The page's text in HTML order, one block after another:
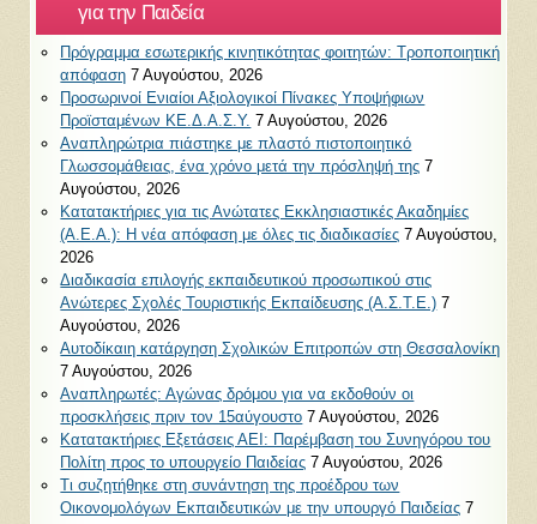
για την Παιδεία
Πρόγραμμα εσωτερικής κινητικότητας φοιτητών: Τροποποιητική
απόφαση 7 Αυγούστου, 2026
Προσωρινοί Ενιαίοι Αξιολογικοί Πίνακες Υποψήφιων
Προϊσταμένων ΚΕ.Δ.Α.Σ.Υ. 7 Αυγούστου, 2026
Αναπληρώτρια πιάστηκε με πλαστό πιστοποιητικό
Γλωσσομάθειας, ένα χρόνο μετά την πρόσληψή της 7
Αυγούστου, 2026
Κατατακτήριες για τις Ανώτατες Εκκλησιαστικές Ακαδημίες
(Α.Ε.Α.): Η νέα απόφαση με όλες τις διαδικασίες 7 Αυγούστου,
2026
Διαδικασία επιλογής εκπαιδευτικού προσωπικού στις
Ανώτερες Σχολές Τουριστικής Εκπαίδευσης (Α.Σ.Τ.Ε.) 7
Αυγούστου, 2026
Αυτοδίκαιη κατάργηση Σχολικών Επιτροπών στη Θεσσαλονίκη
7 Αυγούστου, 2026
Αναπληρωτές: Αγώνας δρόμου για να εκδοθούν οι
προσκλήσεις πριν τον 15αύγουστο 7 Αυγούστου, 2026
Κατατακτήριες Εξετάσεις ΑΕΙ: Παρέμβαση του Συνηγόρου του
Πολίτη προς το υπουργείο Παιδείας 7 Αυγούστου, 2026
Τι συζητήθηκε στη συνάντηση της προέδρου των
Οικονομολόγων Εκπαιδευτικών με την υπουργό Παιδείας 7